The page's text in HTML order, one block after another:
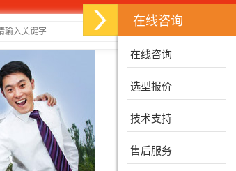
在线咨询
在线咨询
选型报价
技术支持
售后服务